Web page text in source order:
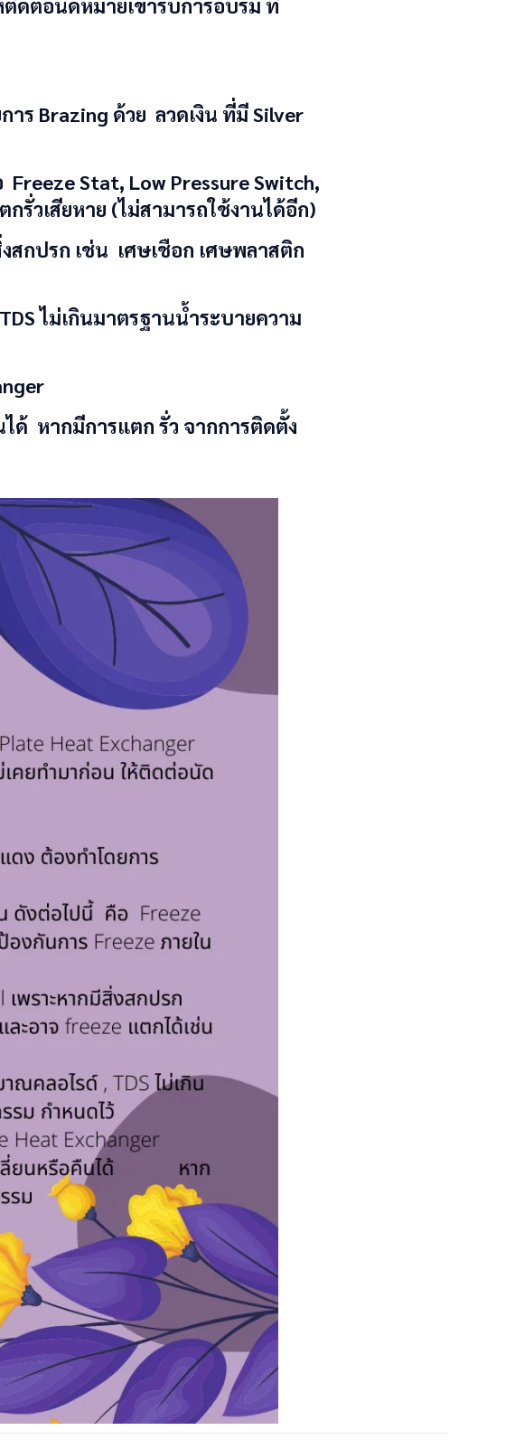
ดต่อนัดหมายเข้ารับการอบรม ที่
าร Brazing ด้วย ลวดเงิน ที่มี Silver
Stat, Low Pressure Switch,
รั่วเสียหาย (ไม่สามารถใช้งานได้อีก)
สกปรก เช่น เศษเชือก เศษพลาสติก
ไม่เกินมาตรฐานน้ำระบายความ
หากมีการแตก รั่ว จากการติดตั้ง